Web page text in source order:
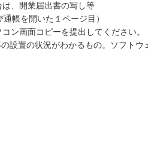
、開業届出書の写し等
帳を開いた１ページ目）
ン画面コピーを提出してください。
設置の状況がわかるもの。ソフトウ